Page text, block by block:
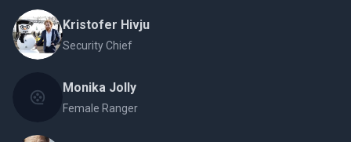
Kristofer Hivju
Security Chief
Monika Jolly
Female Ranger